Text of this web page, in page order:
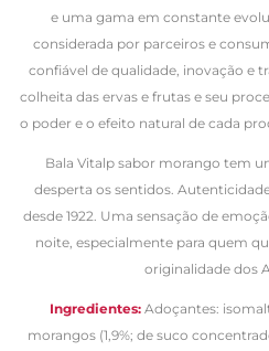
e uma gama em constante
considerada por parceiros e
confiável de qualidade, inovação e
colheita das ervas e frutas e seu
o poder e o efeito natural de cada
Bala Vitalp sabor morango tem
desperta os sentidos.
desde 1922. Uma sensação de
noite, especialmente para quem
originalidade dos
Ingredientes:Adoçantes:
morangos (1,9%; de suco